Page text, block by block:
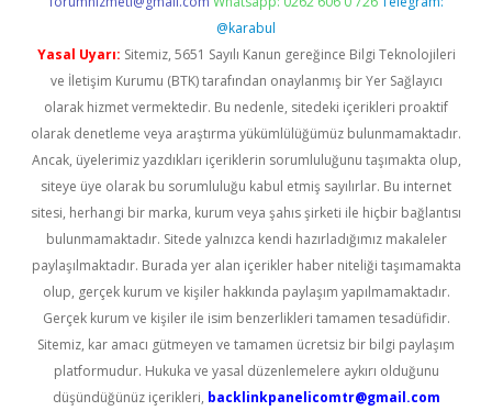
@karabul
Yasal Uyarı: Sitemiz, 5651 Sayılı Kanun gereğince Bilgi Teknolojileri
ve İletişim Kurumu (BTK) tarafından onaylanmış bir Yer Sağlayıcı
olarak hizmet vermektedir. Bu nedenle, sitedeki içerikleri proaktif
olarak denetleme veya araştırma yükümlülüğümüz bulunmamaktadır.
Ancak, üyelerimiz yazdıkları içeriklerin sorumluluğunu taşımakta olup,
siteye üye olarak bu sorumluluğu kabul etmiş sayılırlar. Bu internet
sitesi, herhangi bir marka, kurum veya şahıs şirketi ile hiçbir bağlantısı
bulunmamaktadır. Sitede yalnızca kendi hazırladığımız makaleler
paylaşılmaktadır. Burada yer alan içerikler haber niteliği taşımamakta
olup, gerçek kurum ve kişiler hakkında paylaşım yapılmamaktadır.
Gerçek kurum ve kişiler ile isim benzerlikleri tamamen tesadüfidir.
Sitemiz, kar amacı gütmeyen ve tamamen ücretsiz bir bilgi paylaşım
platformudur. Hukuka ve yasal düzenlemelere aykırı olduğunu
düşündüğünüz içerikleri, backlinkpanelicomtr@gmail.com